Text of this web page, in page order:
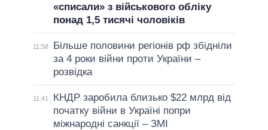
«списали» з військового обліку
понад 1,5 тисячі чоловіків
11:58
Більше половини регіонів рф збідніли
за 4 роки війни проти України –
розвідка
11:41
КНДР заробила близько $22 млрд від
початку війни в Україні попри
міжнародні санкції – ЗМІ